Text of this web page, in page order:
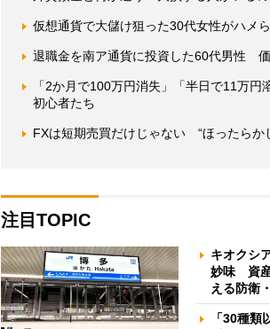
仮想通貨で大儲け狙った30代女性がハメ
退職金を南ア通貨に投資した60代男性
「2か月で100万円消失」「半日で11万
初心者たち
FXは短期売買だけじゃない “ほったらか
注目TOPIC
キオクシ
妙味 資産
える防衛
「30種